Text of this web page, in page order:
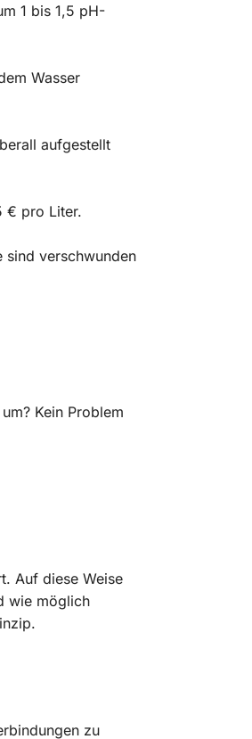
1 bis 1,5 pH-
Wasser
aufgestellt
€ pro Liter.
sind verschwunden
Kein Problem
Auf diese Weise
wie möglich
zu